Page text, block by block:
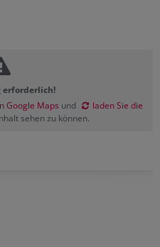
erforderlich!
Google Maps und
laden Sie die
sehen zu können.